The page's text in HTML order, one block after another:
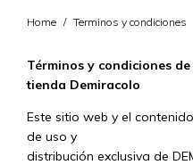
Home / Terminos y condiciones
Términos y condiciones
tienda Demiracolo
Este sitio web y el
de uso y
distribución exclusiva de